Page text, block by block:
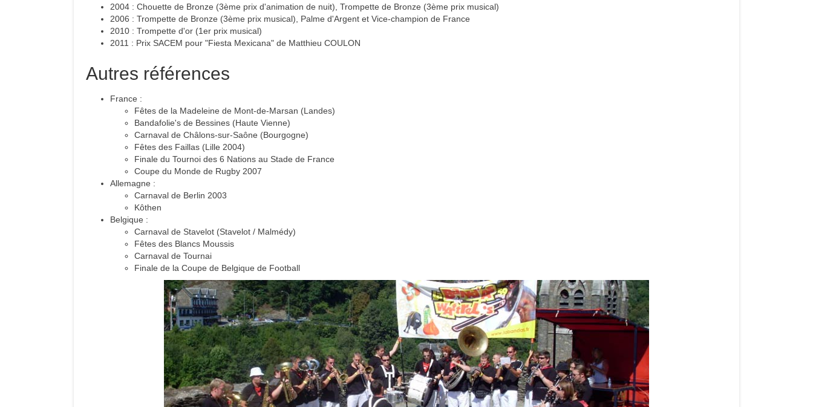
2004 : Chouette de Bronze (3ème prix d'animation de nuit), Trompette de Bronze (3ème prix musical)
2006 : Trompette de Bronze (3ème prix musical), Palme d'Argent et Vice-champion de France
2010 : Trompette d'or (1er prix musical)
2011 : Prix SACEM pour "Fiesta Mexicana" de Matthieu COULON
Autres références
France :
Fêtes de la Madeleine de Mont-de-Marsan (Landes)
Bandafolie's de Bessines (Haute Vienne)
Carnaval de Châlons-sur-Saône (Bourgogne)
Fêtes des Faillas (Lille 2004)
Finale du Tournoi des 6 Nations au Stade de France
Coupe du Monde de Rugby 2007
Allemagne :
Carnaval de Berlin 2003
Kôthen
Belgique :
Carnaval de Stavelot (Stavelot / Malmédy)
Fêtes des Blancs Moussis
Carnaval de Tournai
Finale de la Coupe de Belgique de Football